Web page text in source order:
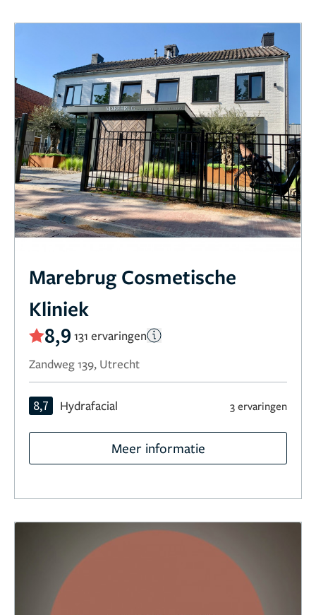
Marebrug Cosmetische
Kliniek
8,9 131 ervaringen
Zandweg 139, Utrecht
8,7 Hydrafacial 3 ervaringen
Meer informatie